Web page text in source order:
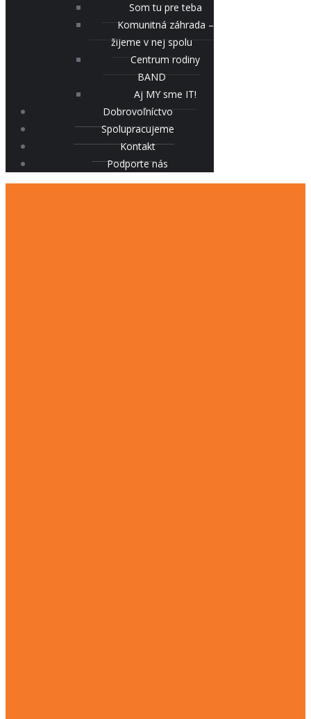
Som tu pre teba
Komunitná záhrada –
žijeme v nej spolu
Centrum rodiny
BAND
Aj MY sme IT!
Dobrovoľníctvo
Spolupracujeme
Kontakt
Podporte nás